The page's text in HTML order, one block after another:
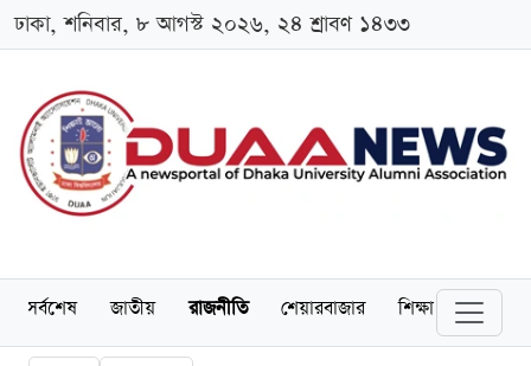
ঢাকা, শনিবার, ৮ আগস্ট ২০২৬, ২৪ শ্রাবণ ১৪৩৩
সর্বশেষ জাতীয় রাজনীতি শেয়ারবাজার শিক্ষা